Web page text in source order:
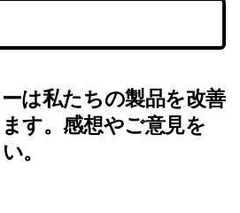
は私たちの製品を改善
す。感想やご意見を
。